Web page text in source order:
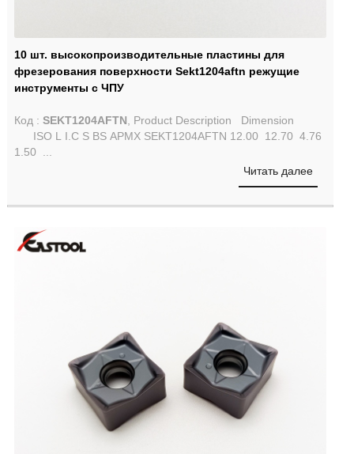
10 шт. высокопроизводительные пластины для
фрезерования поверхности Sekt1204aftn режущие
инструменты с ЧПУ
Код : SEKT1204AFTN , Product Description Dimension
1.50 ...
Читать далее